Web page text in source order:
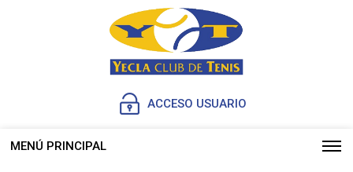
ACCESO USUARIO
MENÚ PRINCIPAL